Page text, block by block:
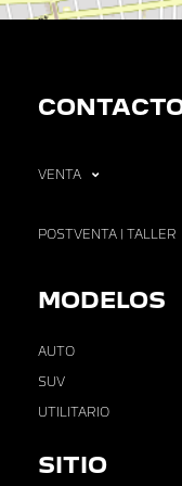
VENTA
POSTVENTA | TALLER
MODELOS
AUTO
SUV
UTILITARIO
SITIO